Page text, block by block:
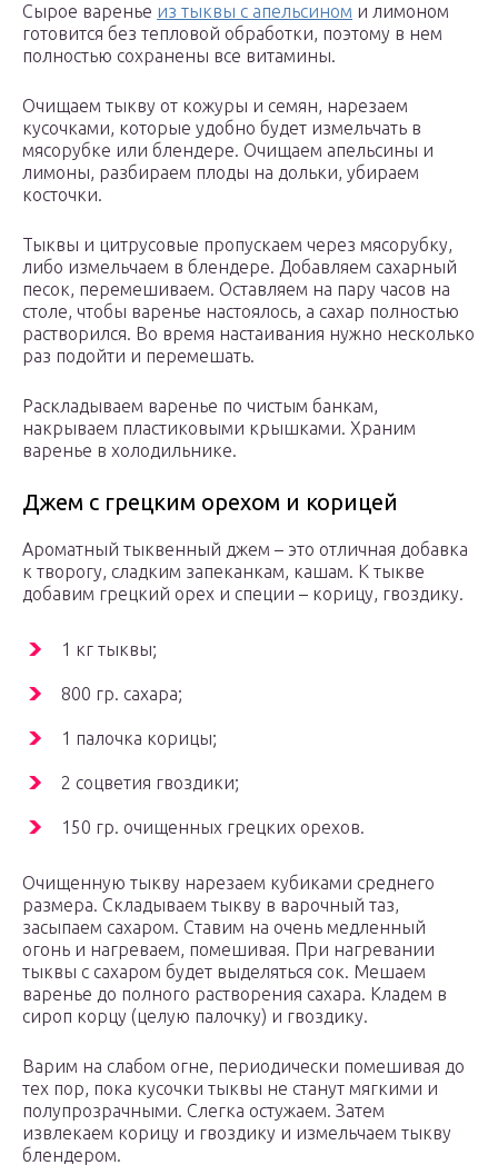
Сырое варенье из тыквы с апельсином и лимоном
готовится без тепловой обработки, поэтому в нем
полностью сохранены все витамины.
Очищаем тыкву от кожуры и семян, нарезаем
кусочками, которые удобно будет измельчать в
мясорубке или блендере. Очищаем апельсины и
лимоны, разбираем плоды на дольки, убираем
косточки.
Тыквы и цитрусовые пропускаем через мясорубку,
либо измельчаем в блендере. Добавляем сахарный
песок, перемешиваем. Оставляем на пару часов на
столе, чтобы варенье настоялось, а сахар полностью
растворился. Во время настаивания нужно несколько
раз подойти и перемешать.
Раскладываем варенье по чистым банкам,
накрываем пластиковыми крышками. Храним
варенье в холодильнике.
Джем с грецким орехом и корицей
Ароматный тыквенный джем – это отличная добавка
к творогу, сладким запеканкам, кашам. К тыкве
добавим грецкий орех и специи – корицу, гвоздику.
1 кг тыквы;
800 гр. сахара;
1 палочка корицы;
2 соцветия гвоздики;
150 гр. очищенных грецких орехов.
Очищенную тыкву нарезаем кубиками среднего
размера. Складываем тыкву в варочный таз,
засыпаем сахаром. Ставим на очень медленный
огонь и нагреваем, помешивая. При нагревании
тыквы с сахаром будет выделяться сок. Мешаем
варенье до полного растворения сахара. Кладем в
сироп корцу (целую палочку) и гвоздику.
Варим на слабом огне, периодически помешивая до
тех пор, пока кусочки тыквы не станут мягкими и
полупрозрачными. Слегка остужаем. Затем
извлекаем корицу и гвоздику и измельчаем тыкву
блендером.